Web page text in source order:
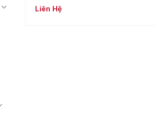
Liên Hệ